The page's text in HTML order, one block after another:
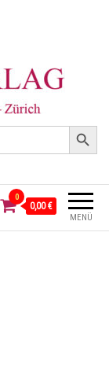
Search Button
MENÜ
0
0,00 €